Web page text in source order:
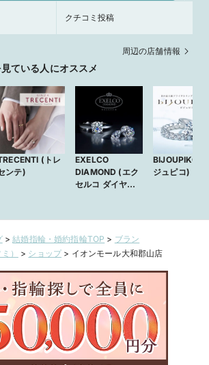
クチコミ投稿
周辺の店舗情報
ている人にオススメ
(トレ
ンテ)
EXELCO
DIAMOND (エク
セルコ ダイヤモ
BIJOUPIKO (
ジュピコ)
>結婚指輪・婚約指輪TOP > ブラン
） > ショップ > イオンモール大和郡山店